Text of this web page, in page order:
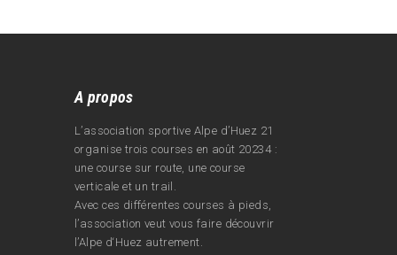
A propos
L’association sportive Alpe d’Huez 21
organise trois courses en août 20234 :
une course sur route, une course
verticale et un trail.
Avec ces différentes courses à pieds,
l’association veut vous faire découvrir
l’Alpe d‘Huez autrement.